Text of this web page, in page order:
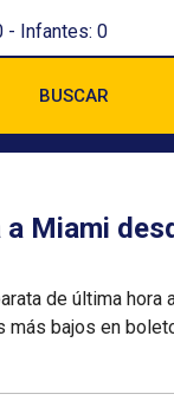
- Infantes: 0
BUSCAR
Miami
de última hora
más bajos en